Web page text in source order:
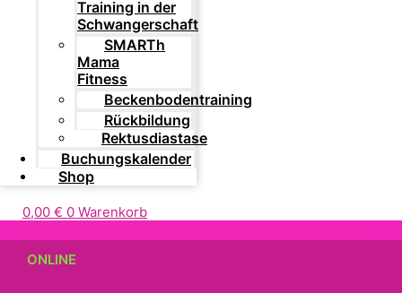
Training in der
Schwangerschaft
SMARTh
Mama
Fitness
Beckenbodentraining
Rückbildung
Rektusdiastase
Buchungskalender
Shop
0,00 € 0 Warenkorb
ONLINE